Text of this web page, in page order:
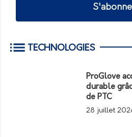
TECHNOLOGIES
ProGlove
durable
de PTC
28 juillet